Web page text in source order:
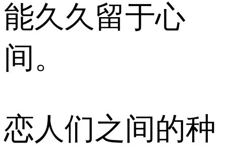
能久久留于心
间。
恋人们之间的种